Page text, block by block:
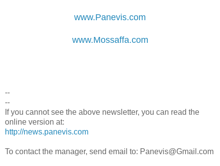
www.Panevis.com
www.Mossaffa.com
--
--
If you cannot see the above newsletter, you can read the
online version at:
http://news.panevis.com
To contact the manager, send email to: Panevis@Gmail.com